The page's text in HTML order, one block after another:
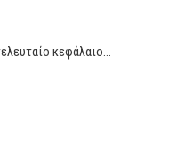
κεφάλαιο…